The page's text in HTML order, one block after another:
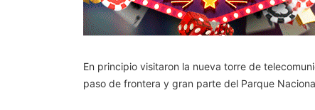
En principio visitaron la nueva torre de
paso de frontera y gran parte del Parque